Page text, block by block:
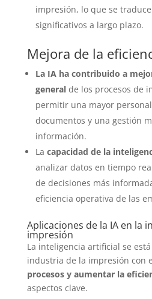
impresión, lo que se
significativos a largo plazo.
Mejora de la
La IA ha contribuido a
generalde los procesos de
permitir una mayor
documentos y una gestión
información.
La capacidad de la
analizar datos en tiempo
de decisiones más
eficiencia operativa de las
Aplicaciones de la IA en la
impresión
La inteligencia artificial se
industria de la impresión con
procesos y aumentar la
aspectos clave.